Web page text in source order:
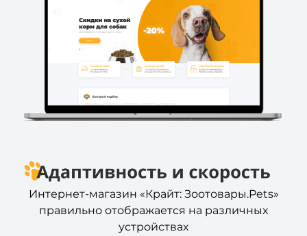
Интернет-магазин «Крайт: Зоотовары.Pets»
правильно отображается на различных
устройствах